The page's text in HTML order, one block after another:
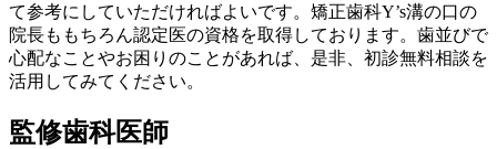
て参考にしていただければよいです。矯正歯科Y’s溝の口の
院長ももちろん認定医の資格を取得しております。歯並びで
心配なことやお困りのことがあれば、是非、初診無料相談を
活用してみてください。
監修歯科医師